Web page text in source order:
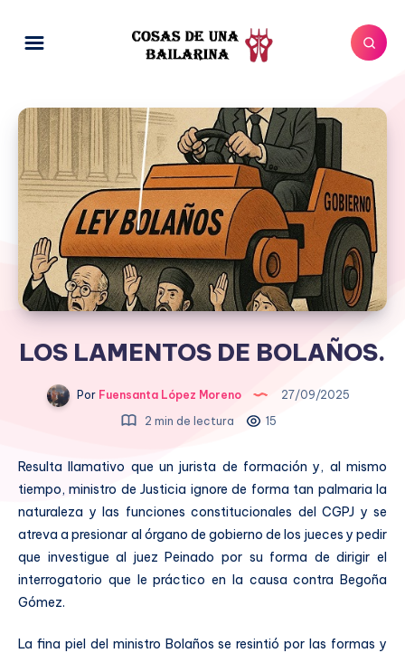
LOS LAMENTOS DE BOLAÑOS.
PorFuensanta López Moreno
27/09/2025
2 min de lectura
15
Resulta llamativo que un jurista de formación y, al mismo
tiempo, ministro de Justicia ignore de forma tan palmaria la
naturaleza y las funciones constitucionales del CGPJ y se
atreva a presionar al órgano de gobierno de los jueces y pedir
que investigue al juez Peinado por su forma de dirigir el
interrogatorio que le práctico en la causa contra Begoña
Gómez.
La fina piel del ministro Bolaños se resintió por las formas y